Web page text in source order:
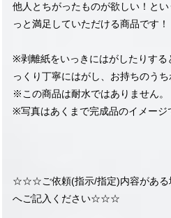
他人とちがったものが欲しい！と
っと満足していただける商品です！
※剥離紙をいっきにはがしたりする
っくり丁寧にはがし、お持ちのうち
※この商品は耐水ではありません。
※写真はあくまで完成品のイメージ
☆☆☆ご依頼(指示/指定)内容がある
へご記入ください☆☆☆